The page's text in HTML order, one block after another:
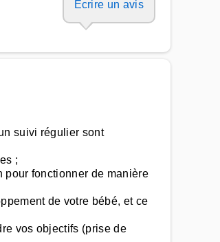
Ecrire un avis
suivi régulier sont
;
pour fonctionner de manière
de votre bébé, et ce
vos objectifs (prise de